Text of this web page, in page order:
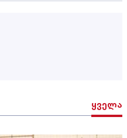
ყველა